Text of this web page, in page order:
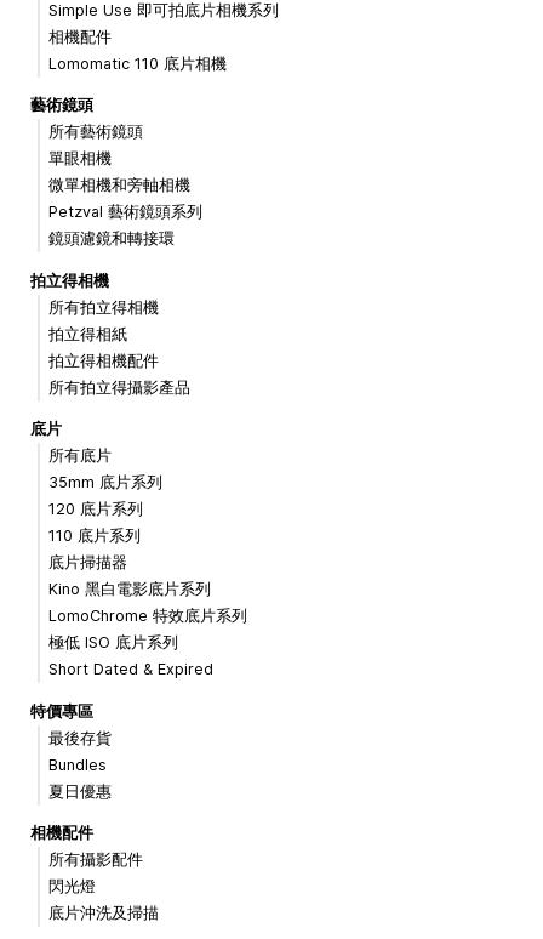
Simple Use 即可拍底片相機系列
相機配件
Lomomatic 110 底片相機
藝術鏡頭
所有藝術鏡頭
單眼相機
微單相機和旁軸相機
Petzval 藝術鏡頭系列
鏡頭濾鏡和轉接環
拍立得相機
所有拍立得相機
拍立得相紙
拍立得相機配件
所有拍立得攝影產品
底片
所有底片
35mm 底片系列
120 底片系列
110 底片系列
底片掃描器
Kino 黑白電影底片系列
LomoChrome 特效底片系列
極低 ISO 底片系列
Short Dated & Expired
特價專區
最後存貨
Bundles
夏日優惠
相機配件
所有攝影配件
閃光燈
底片沖洗及掃描